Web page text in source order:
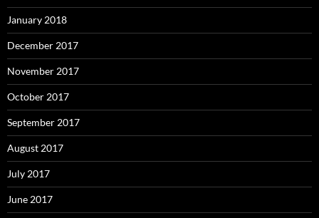
January 2018
December 2017
November 2017
October 2017
September 2017
August 2017
July 2017
June 2017